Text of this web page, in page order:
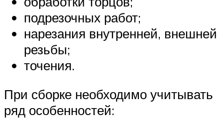
подрезочных работ;
нарезания внутренней, внешней
резьбы;
точения.
При сборке необходимо учитывать
ряд особенностей: